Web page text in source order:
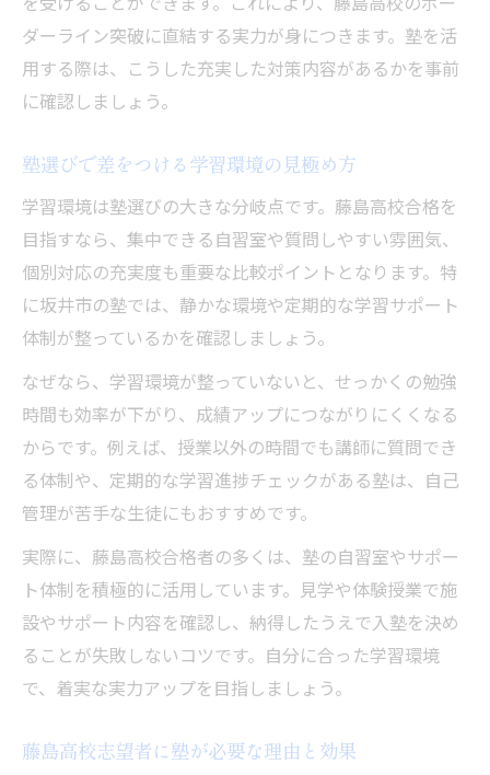
ダーライン突破に直結する実力が身につきます。塾を活
用する際は、こうした充実した対策内容があるかを事前
に確認しましょう。
塾選びで差をつける学習環境の見極め方
学習環境は塾選びの大きな分岐点です。藤島高校合格を
目指すなら、集中できる自習室や質問しやすい雰囲気、
個別対応の充実度も重要な比較ポイントとなります。特
に坂井市の塾では、静かな環境や定期的な学習サポート
体制が整っているかを確認しましょう。
なぜなら、学習環境が整っていないと、せっかくの勉強
時間も効率が下がり、成績アップにつながりにくくなる
からです。例えば、授業以外の時間でも講師に質問でき
る体制や、定期的な学習進捗チェックがある塾は、自己
管理が苦手な生徒にもおすすめです。
実際に、藤島高校合格者の多くは、塾の自習室やサポー
ト体制を積極的に活用しています。見学や体験授業で施
設やサポート内容を確認し、納得したうえで入塾を決め
ることが失敗しないコツです。自分に合った学習環境
で、着実な実力アップを目指しましょう。
藤島高校志望者に塾が必要な理由と効果